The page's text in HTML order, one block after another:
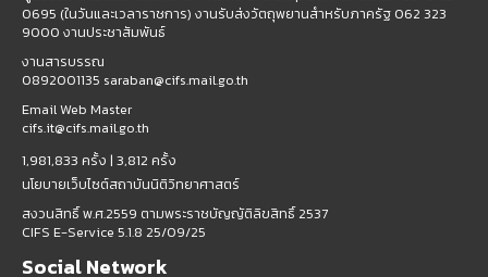
0695 (ในวันและเวลาราชการ) งานรับส่งวัตถุพยานสำหรับภาครัฐ 062 323
9000 งานประชาสัมพันธ์
งานสารบรรณ
0892001135 saraban@cifs.mail.go.th
Email Web Master
cifs.it@cifs.mail.go.th
1,981,833 ครั้ง | 3,812 ครั้ง
นโยบายเว็บไซต์สถาบันนิติวิทยาศาสตร์
สงวนสิทธิ์ พ.ศ.2559 ตามพระราชบัญญัติลิขสิทธิ์ 2537
CIFS E-Service 5.1.8 25/09/25
Social Network